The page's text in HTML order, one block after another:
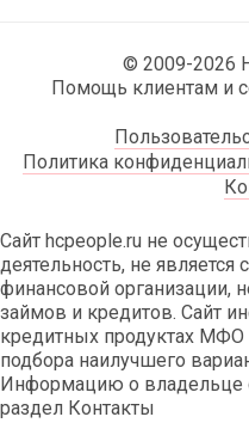
© 2009-2026
Помощь клиентам и
Политика
Сайт hcpeople.ru не
деятельность, не
финансовой организации,
займов и кредитов. Сайт
кредитных продуктах
подбора наилучшего
Информацию о владельце
раздел Контакты